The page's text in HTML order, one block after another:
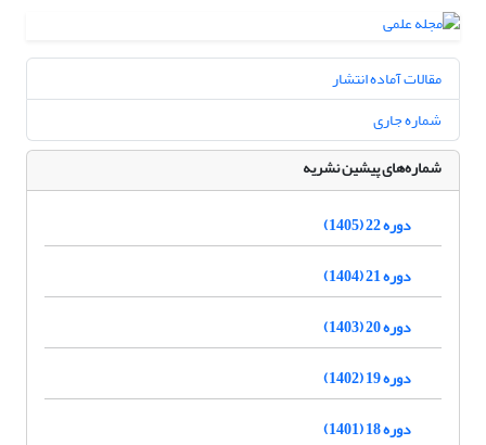
مقالات آماده انتشار
شماره جاری
شماره‌های پیشین نشریه
دوره 22 (1405)
دوره 21 (1404)
دوره 20 (1403)
دوره 19 (1402)
دوره 18 (1401)